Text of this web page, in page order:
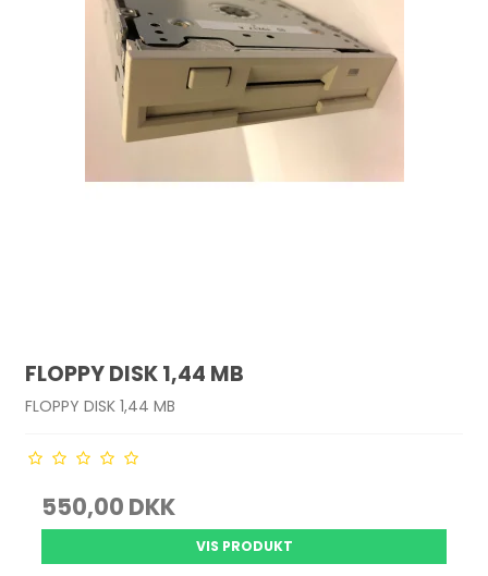
FLOPPY DISK 1,44 MB
FLOPPY DISK 1,44 MB
550,00 DKK
VIS PRODUKT